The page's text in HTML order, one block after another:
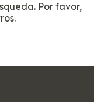
Por favor,